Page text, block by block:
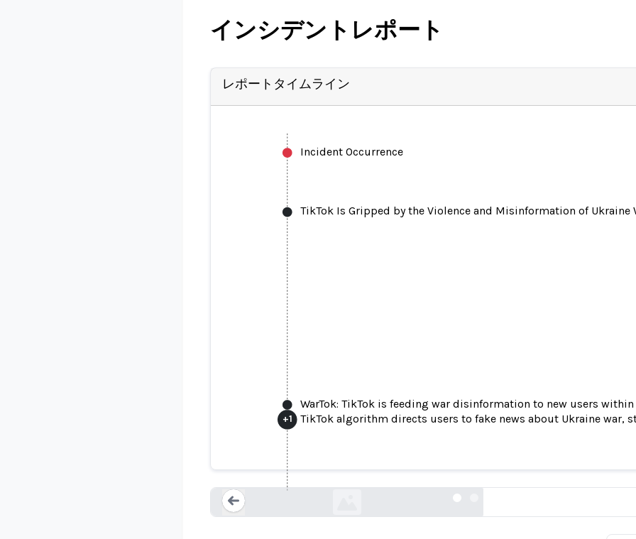
インシデントレポート
レポートタイムライン
Incident Occurrence
TikTok Is Gripped by the Violence and Misinformation of Ukraine
WarTok: TikTok is feeding war disinformation to new users
+1 TikTok algorithm directs users to fake news about Ukraine war,
Loading...
TikTok Is Gripped by the Violence and Misinformation of